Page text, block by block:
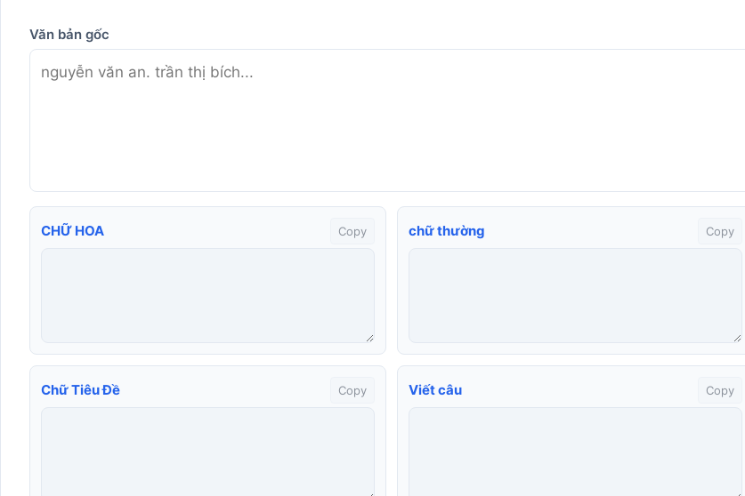
tính
Văn bản gốc
CHỮ HOA Copy chữ thường Copy
Chữ Tiêu Đề Copy Viết câu Copy